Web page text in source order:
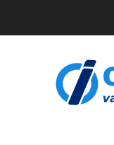
Downloads